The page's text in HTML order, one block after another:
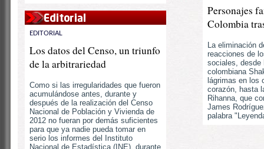
EDITORIAL
Los datos del Censo, un triunfo
de la arbitrariedad
Como si las irregularidades que fueron
acumulándose antes, durante y
después de la realización del Censo
Nacional de Población y Vivienda de
2012 no fueran por demás suficientes
para que ya nadie pueda tomar en
serio los informes del Instituto
Nacional de Estadística (INE), durante
Personajes
Colombia
La eliminación
reacciones de
sociales, desde
colombiana
lágrimas en los
corazón, hasta
Rihanna, que
James
palabra